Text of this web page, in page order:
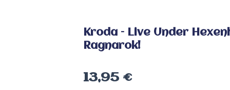
Kroda – Live Under
Ragnarok!
13,95 €